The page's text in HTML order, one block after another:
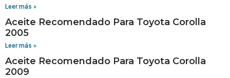
Leer más »
Aceite Recomendado Para Toyota Corolla
2005
Leer más »
Aceite Recomendado Para Toyota Corolla
2009